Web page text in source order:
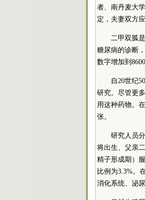
者、南丹麦大
定，夫妻双方
二甲双胍
糖尿病的诊断
数字增加到8600
自20世纪
研究。尽管更
用这种药物。
张。
研究人员
将出生、父亲
精子形成期）
比例为3.3%。
消化系统、泌